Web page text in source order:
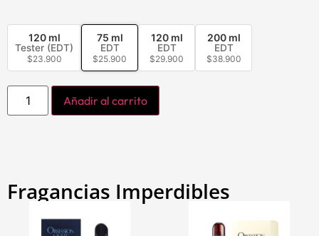
120 ml
Tester (EDT)
$23.900
75 ml
EDT
$25.900
120 ml
EDT
$29.900
200 ml
EDT
$38.900
Añadir al carrito
Fragancias Imperdibles